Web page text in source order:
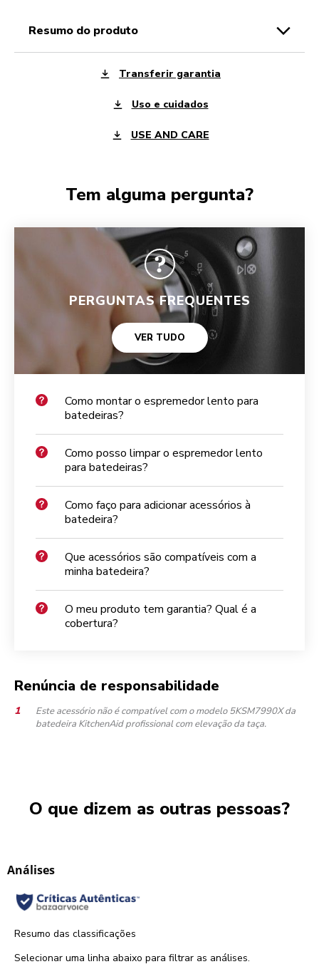
resumo do produto
Transferir garantia
Uso e cuidados
USE AND CARE
Tem alguma pergunta?
PERGUNTAS FREQUENTES
VER TUDO
Como montar o espremedor lento para
batedeiras?
Como posso limpar o espremedor lento
para batedeiras?
Como faço para adicionar acessórios à
batedeira?
Que acessórios são compatíveis com a
minha batedeira?
O meu produto tem garantia? Qual é a
cobertura?
Renúncia de responsabilidade
Este acessório não é compatível com o modelo 5KSM7990X da
batedeira KitchenAid profissional com elevação da taça.
O que dizem as outras pessoas?